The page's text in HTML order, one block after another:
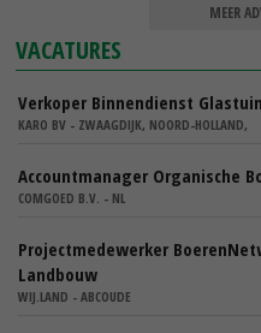
MEER
VACATURES
Verkoper Binnendienst
KARO BV - ZWAAGDIJK, NOORD-HOLLAND,
Accountmanager Organische
COMGOED B.V. - NL
Projectmedewerker
Landbouw
WIJ.LAND - ABCOUDE